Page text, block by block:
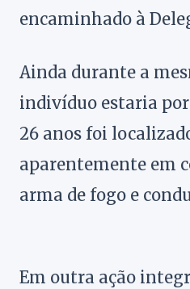
encaminhado à
Ainda durante a
indivíduo estaria
26 anos foi
aparentemente em
arma de fogo e
Em outra ação